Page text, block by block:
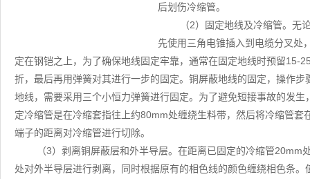
后划伤冷缩管。
（2）固定地线及冷缩管。无
先使用三角电锥插入到电缆分叉处
定在钢铠之上，为了确保地线固定牢靠，通常在固定地线时预留15-
折，最后再用弹簧对其进行一步的固定。铜屏蔽地线的固定，操作
地线，需要采用三个小恒力弹簧进行固定。为了避免短接事故的发
定冷缩管是在冷缩套指往上约80mm处缠绕生料带，然后将冷缩管
端子的距离对冷缩管进行切除。
（3）剥离铜屏蔽层和外半导层。在距离已固定的冷缩管
处对外半导层进行剥离，同时根据原有的相色线的颜色缠绕相色条